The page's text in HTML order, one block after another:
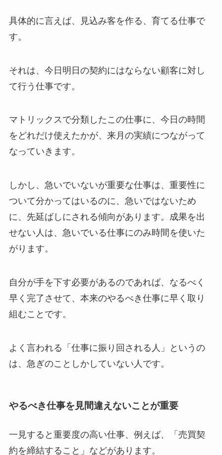
具体的に言えば、見込み客を作る、育てる仕事で
す。
それは、今日明日の契約にはならない顧客に対し
て行う仕事です。
マトリックスで分類したこの仕事に、今日の時間
をどれだけ使えたかが、来月の実績につながって
なっていきます。
しかし、急いでいないが重要な仕事は、重要性に
ついて分かってはいるのに、急いではないため
に、先延ばしにされる傾向があります。成果を出
せない人は、急いでいる仕事にのみ時間を使いた
がります。
自分が手を下す必要があるのであれば、なるべく
早く完了させて、本来のやるべき仕事に早く取り
組むことです。
よく言われる「仕事に振り回される人」というの
は、急ぎのことしかしていない人です。
やるべき仕事を見間違えないことが重要
一見すると重要度の高い仕事、例えば、「売買契
約を締結すること」などがあります。